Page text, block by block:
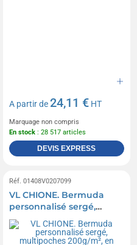
A partir de24,11 € HT
Marquage non compris
En stock : 28 517 articles
DEVIS EXPRESS
Réf. 01408V0207099
VL CHIONE. Bermuda
personnalisé sergé,
multipoches 200g/m², en
coton 35% et polyester
65%